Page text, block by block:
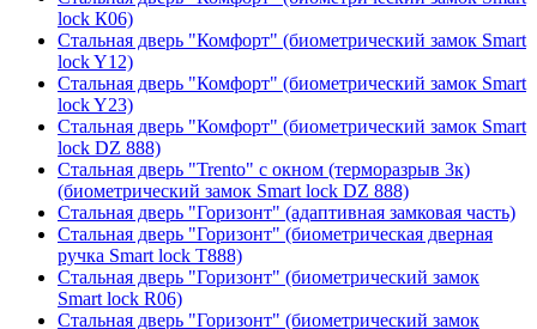
lock К06)
Стальная дверь "Комфорт" (биометрический замок Smart
lock Y12)
Стальная дверь "Комфорт" (биометрический замок Smart
lock Y23)
Стальная дверь "Комфорт" (биометрический замок Smart
lock DZ 888)
Стальная дверь "Trento" с окном (терморазрыв 3к)
(биометрический замок Smart lock DZ 888)
Стальная дверь "Горизонт" (адаптивная замковая часть)
Стальная дверь "Горизонт" (биометрическая дверная
ручка Smart lock T888)
Стальная дверь "Горизонт" (биометрический замок
Smart lock R06)
Стальная дверь "Горизонт" (биометрический замок